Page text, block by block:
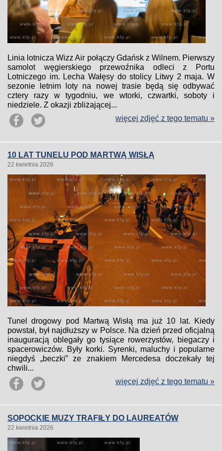
Linia lotnicza Wizz Air połączy Gdańsk z Wilnem. Pierwszy
samolot węgierskiego przewoźnika odleci z Portu
Lotniczego im. Lecha Wałęsy do stolicy Litwy 2 maja. W
sezonie letnim loty na nowej trasie będą się odbywać
cztery razy w tygodniu, we wtorki, czwartki, soboty i
niedziele. Z okazji zbliżającej...
więcej zdjęć z tego tematu »
10 LAT TUNELU POD MARTWĄ WISŁĄ
22 kwietnia 2026
Tunel drogowy pod Martwą Wisłą ma już 10 lat. Kiedy
powstał, był najdłuższy w Polsce. Na dzień przed oficjalną
inauguracją oblegały go tysiące rowerzystów, biegaczy i
spacerowiczów. Były korki. Syrenki, maluchy i popularne
niegdyś „beczki” ze znakiem Mercedesa doczekały tej
chwili...
więcej zdjęć z tego tematu »
SOPOCKIE MUZY TRAFIŁY DO LAUREATÓW
22 kwietnia 2026